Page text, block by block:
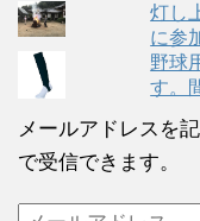
灯し
に参
野球
す。
メールアドレスを
で受信できます。